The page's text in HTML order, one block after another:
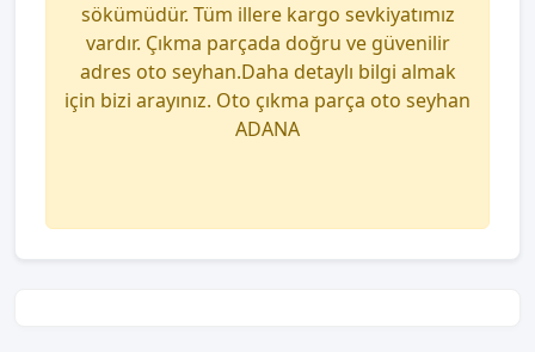
sökümüdür. Tüm illere kargo sevkiyatımız
vardır. Çıkma parçada doğru ve güvenilir
adres oto seyhan.Daha detaylı bilgi almak
için bizi arayınız. Oto çıkma parça oto seyhan
ADANA